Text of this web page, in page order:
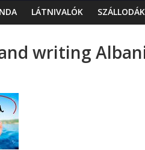
LÁTNIVALÓK SZÁLLODÁK
writing